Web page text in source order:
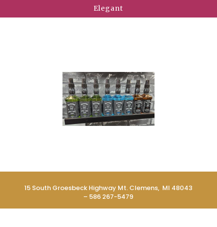
Elegant
15 South Groesbeck Highway Mt. Clemens, MI 48043
– 586 267-5479